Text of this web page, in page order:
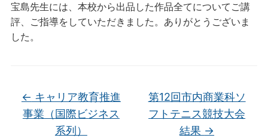
宝島先生には、本校から出品した作品全てについてご講
評、ご指導をしていただきました。ありがとうございま
した。
← キャリア教育推進
事業（国際ビジネス
系列）
第12回市内商業科ソ
フトテニス競技大会
結果 →